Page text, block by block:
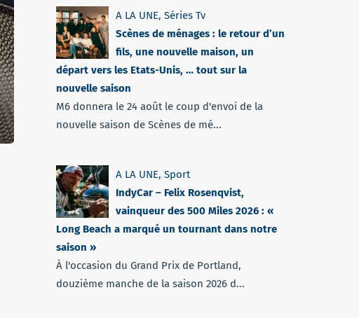
A LA UNE, Séries Tv
Scènes de ménages : le retour d’un
fils, une nouvelle maison, un
départ vers les Etats-Unis, … tout sur la
nouvelle saison
M6 donnera le 24 août le coup d'envoi de la
nouvelle saison de Scènes de mé...
A LA UNE, Sport
IndyCar – Felix Rosenqvist,
vainqueur des 500 Miles 2026 : «
Long Beach a marqué un tournant dans notre
saison »
À l'occasion du Grand Prix de Portland,
douzième manche de la saison 2026 d...